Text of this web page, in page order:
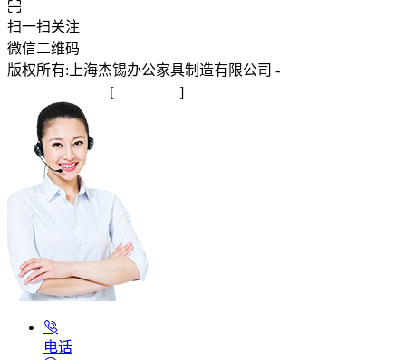
扫一扫关注
微信二维码
版权所有:上海杰锡办公家具制造有限公司 -
[ ]
电话